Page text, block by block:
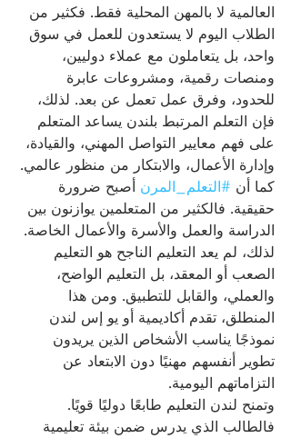
العالمية لا بالمهن المحلية فقط. فكثير من
الطلاب اليوم لا يستعدون للعمل في سوق
واحد، بل يتعاملون مع عملاء دوليين،
ومنصات رقمية، ومشروعات عابرة
للحدود، وفرق عمل تعمل عن بعد. لذلك،
فإن التعلم المرتبط بلندن يساعد المتعلم
على فهم معايير التواصل المهني، والقيادة،
وإدارة الأعمال، والابتكار من منظور عالمي.
كما أن #التعلم_المرن أصبح ضرورة
حقيقية. فالكثير من المتعلمين يوازنون بين
الدراسة والعمل والأسرة والأعمال الخاصة.
لذلك، لم يعد التعليم الناجح هو التعليم
الصعب أو المعقد، بل التعليم الواضح،
والعملي، والقابل للتطبيق. ومن هذا
المنطلق، تقدم أكاديمية أو يو إس لندن
نموذجًا يناسب الأشخاص الذين يريدون
تطوير أنفسهم مهنيًا دون الابتعاد عن
التزاماتهم اليومية.
وتمنح لندن التعليم طابعًا دوليًا قويًا.
فالطالب الذي يدرس ضمن بيئة تعليمية